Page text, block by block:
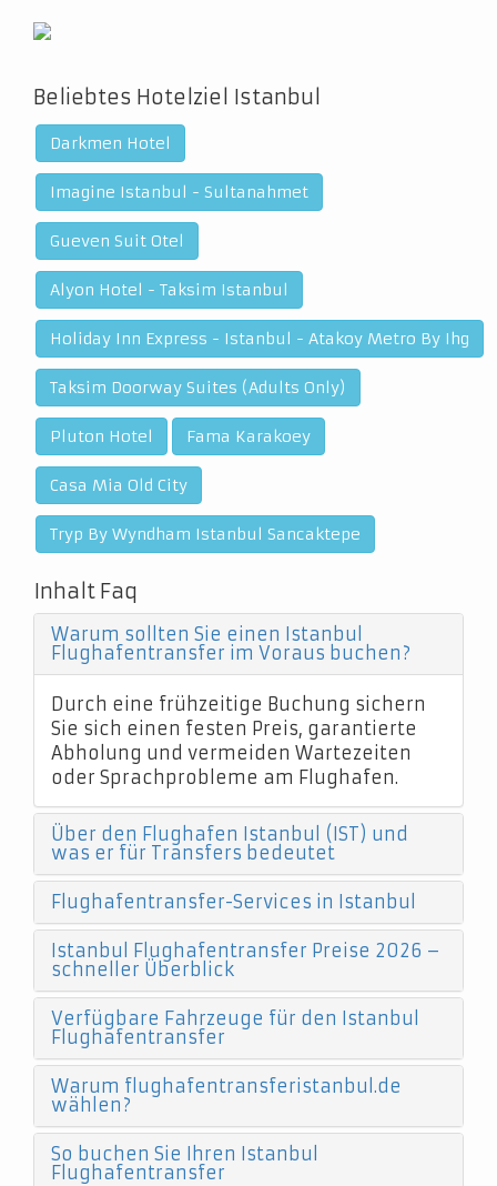
Beliebtes Hotelziel Istanbul
Darkmen Hotel
Imagine Istanbul - Sultanahmet
Gueven Suit Otel
Alyon Hotel - Taksim Istanbul
Holiday Inn Express - Istanbul - Atakoy Metro By Ihg
Taksim Doorway Suites (Adults Only)
Pluton Hotel Fama Karakoey
Casa Mia Old City
Tryp By Wyndham Istanbul Sancaktepe
Inhalt Faq
Warum sollten Sie einen Istanbul
Flughafentransfer im Voraus buchen?
Durch eine frühzeitige Buchung sichern
Sie sich einen festen Preis, garantierte
Abholung und vermeiden Wartezeiten
oder Sprachprobleme am Flughafen.
Über den Flughafen Istanbul (IST) und
was er für Transfers bedeutet
Flughafentransfer-Services in Istanbul
Istanbul Flughafentransfer Preise 2026 –
schneller Überblick
Verfügbare Fahrzeuge für den Istanbul
Flughafentransfer
Warum flughafentransferistanbul.de
wählen?
So buchen Sie Ihren Istanbul
Flughafentransfer